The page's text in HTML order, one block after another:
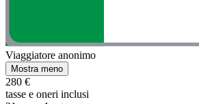
Viaggiatore anonimo
Mostra meno
280 €
tasse e oneri inclusi